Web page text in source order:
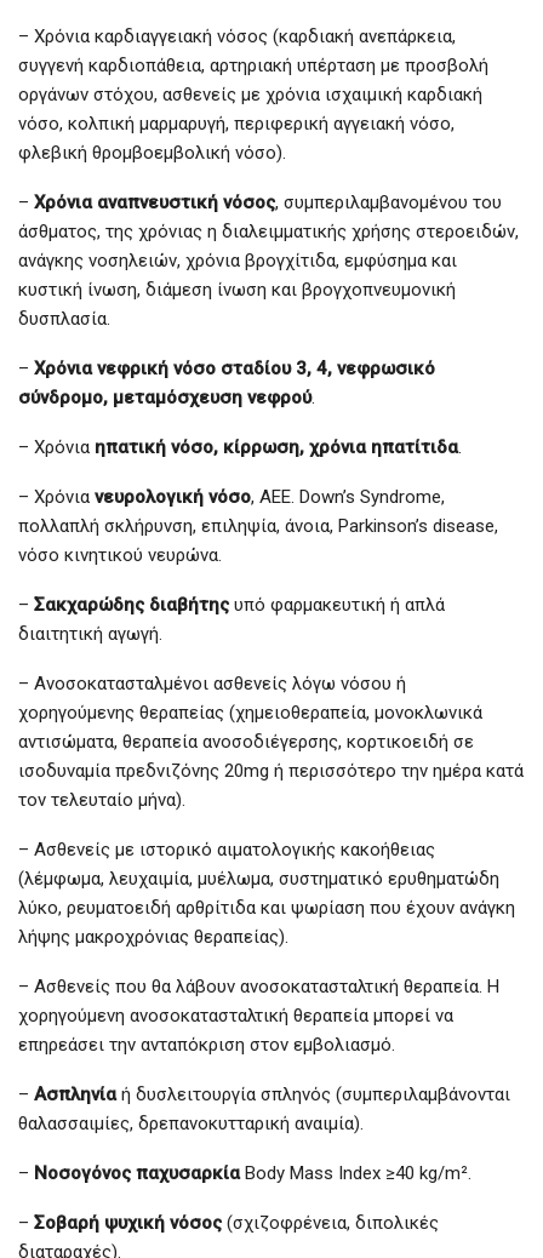
– Χρόνια καρδιαγγειακή νόσος (καρδιακή ανεπάρκεια,
συγγενή καρδιοπάθεια, αρτηριακή υπέρταση με προσβολή
οργάνων στόχου, ασθενείς με χρόνια ισχαιμική καρδιακή
νόσο, κολπική μαρμαρυγή, περιφερική αγγειακή νόσο,
φλεβική θρομβοεμβολική νόσο).
– Χρόνια αναπνευστική νόσος, συμπεριλαμβανομένου του
άσθματος, της χρόνιας η διαλειμματικής χρήσης στεροειδών,
ανάγκης νοσηλειών, χρόνια βρογχίτιδα, εμφύσημα και
κυστική ίνωση, διάμεση ίνωση και βρογχοπνευμονική
δυσπλασία.
– Χρόνια νεφρική νόσο σταδίου 3, 4, νεφρωσικό
σύνδρομο, μεταμόσχευση νεφρού.
– Χρόνια ηπατική νόσο, κίρρωση, χρόνια ηπατίτιδα.
– Χρόνια νευρολογική νόσο, ΑΕΕ. Down’s Syndrome,
πολλαπλή σκλήρυνση, επιληψία, άνοια, Parkinson’s disease,
νόσο κινητικού νευρώνα.
– Σακχαρώδης διαβήτης υπό φαρμακευτική ή απλά
διαιτητική αγωγή.
– Ανοσοκατασταλμένοι ασθενείς λόγω νόσου ή
χορηγούμενης θεραπείας (χημειοθεραπεία, μονοκλωνικά
αντισώματα, θεραπεία ανοσοδιέγερσης, κορτικοειδή σε
ισοδυναμία πρεδνιζόνης 20mg ή περισσότερο την ημέρα κατά
τον τελευταίο μήνα).
– Ασθενείς με ιστορικό αιματολογικής κακοήθειας
(λέμφωμα, λευχαιμία, μυέλωμα, συστηματικό ερυθηματώδη
λύκο, ρευματοειδή αρθρίτιδα και ψωρίαση που έχουν ανάγκη
λήψης μακροχρόνιας θεραπείας).
– Ασθενείς που θα λάβουν ανοσοκατασταλτική θεραπεία. Η
χορηγούμενη ανοσοκατασταλτική θεραπεία μπορεί να
επηρεάσει την ανταπόκριση στον εμβολιασμό.
– Ασπληνίαή δυσλειτουργία σπληνός (συμπεριλαμβάνονται
θαλασσαιμίες, δρεπανοκυτταρική αναιμία).
– Νοσογόνος παχυσαρκίαBody Mass Index ≥40 kg/m².
– Σοβαρή ψυχική νόσος (σχιζοφρένεια, διπολικές
διαταραχές).